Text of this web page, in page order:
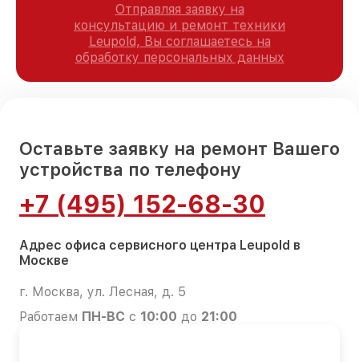
Отправляя заявку на
консультацию и ремонт техники
Leupold, Вы соглашаетесь на
обработку персональных данных
Оставьте заявку на ремонт Вашего
устройства по телефону
+7 (495) 152-68-30
Адрес офиса сервисного центра Leupold в
Москве
г. Москва, ул. Лесная, д. 5
Работаем ПН-ВС с 10:00 до 21:00